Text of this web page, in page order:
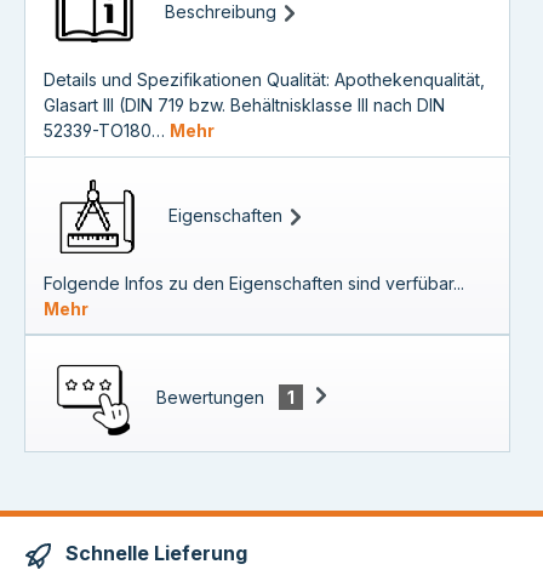
Beschreibung
Details und Spezifikationen Qualität: Apothekenqualität,
Glasart III (DIN 719 bzw. Behältnisklasse III nach DIN
52339-TO180… Mehr
Eigenschaften
Folgende Infos zu den Eigenschaften sind verfübar...
Mehr
Bewertungen 1
Schnelle Lieferung